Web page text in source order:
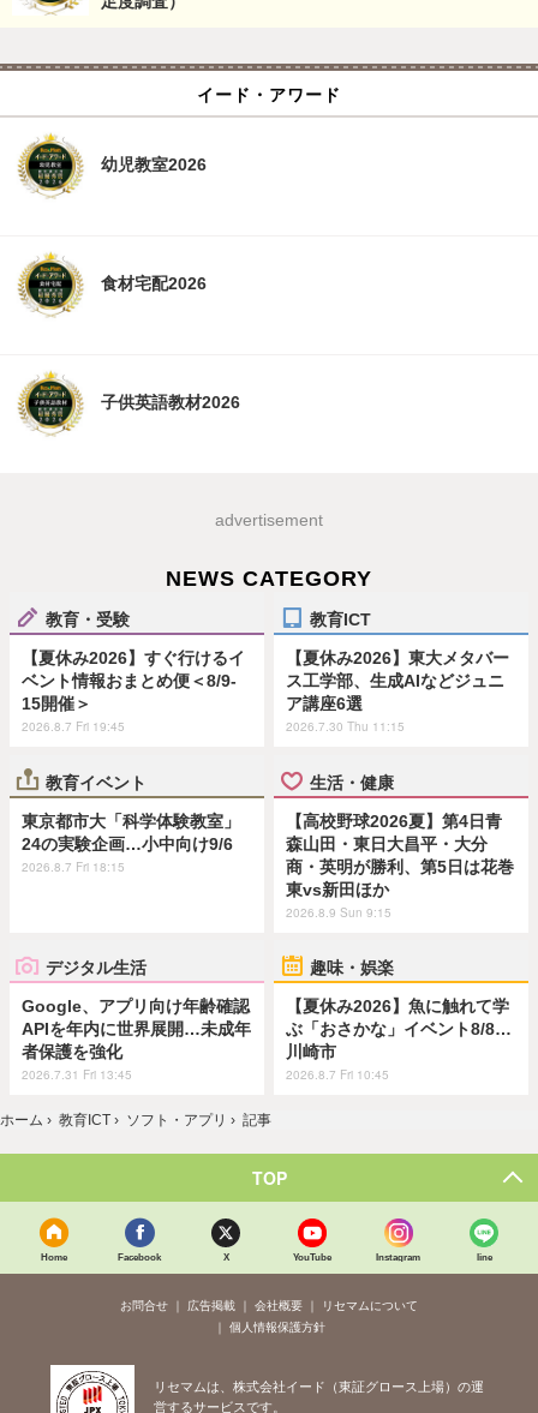
イード・アワード
幼児教室2026
食材宅配2026
子供英語教材2026
advertisement
NEWS CATEGORY
教育・受験
【夏休み2026】すぐ行けるイ
ベント情報おまとめ便＜8/9-
15開催＞
2026.8.7 Fri 19:45
教育ICT
【夏休み2026】東大メタバー
ス工学部、生成AIなどジュニ
ア講座6選
2026.7.30 Thu 11:15
教育イベント
東京都市大「科学体験教室」
24の実験企画…小中向け9/6
2026.8.7 Fri 18:15
生活・健康
【高校野球2026夏】第4日青
森山田・東日大昌平・大分
商・英明が勝利、第5日は花巻
東vs新田ほか
2026.8.9 Sun 9:15
デジタル生活
Google、アプリ向け年齢確認
APIを年内に世界展開…未成年
者保護を強化
2026.7.31 Fri 13:45
趣味・娯楽
【夏休み2026】魚に触れて学
ぶ「おさかな」イベント8/8…
川崎市
2026.8.7 Fri 10:45
ホーム › 教育ICT › ソフト・アプリ › 記事
TOP
Home Facebook X YouTube Instagram line
お問合せ 広告掲載 会社概要
リセマムについて
個人情報保護方針
リセマムは、株式会社イード（東証グロース上場）の運
営するサービスです。